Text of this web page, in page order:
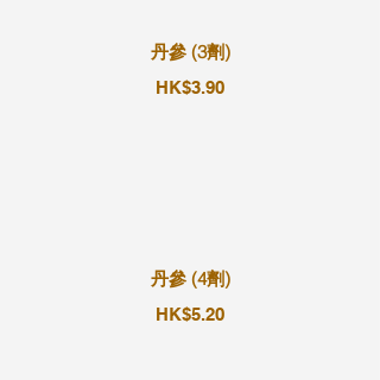
丹參 (3劑)
HK$3.90
丹參 (4劑)
HK$5.20